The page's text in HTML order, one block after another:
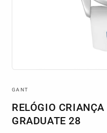
multimédia
em
modal
GANT
RELÓGIO
GRADUATE 28